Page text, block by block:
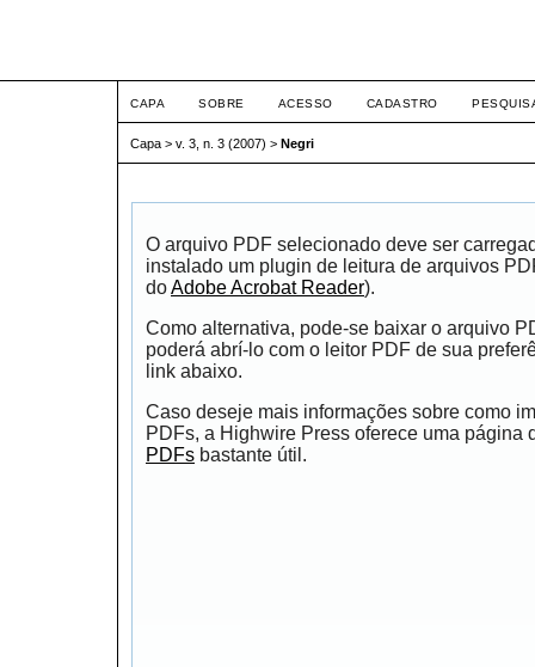
CAPA SOBRE ACESSO CADASTRO
Capa > v. 3, n. 3 (2007) > Negri
O arquivo PDF selecionado deve ser
instalado um plugin de leitura de arquivos
doAdobe Acrobat Reader).
Como alternativa, pode-se baixar o arquivo
poderá abrí-lo com o leitor PDF de sua
link abaixo.
Caso deseje mais informações sobre como
PDFs, a Highwire Press oferece uma página
PDFs bastante útil.